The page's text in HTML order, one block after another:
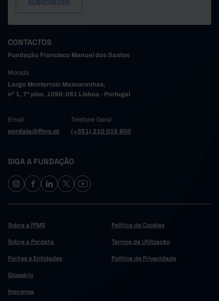
CONTACTOS
Fundação Francisco Manuel dos Santos
Morada
Largo Monterroio Mascarenhas,
nº 1, 7º piso, 1099-081 Lisboa - Portugal
Email
pordata@ffms.pt
Telefone Geral
(+351) 210 015 800
SIGA A FUNDAÇÃO
Sobre a FFMS
Sobre a Pordata
Fontes e Entidades
Glossário
Imprensa
Política de Cookies
Termos de Utilização
Política de Privacidade